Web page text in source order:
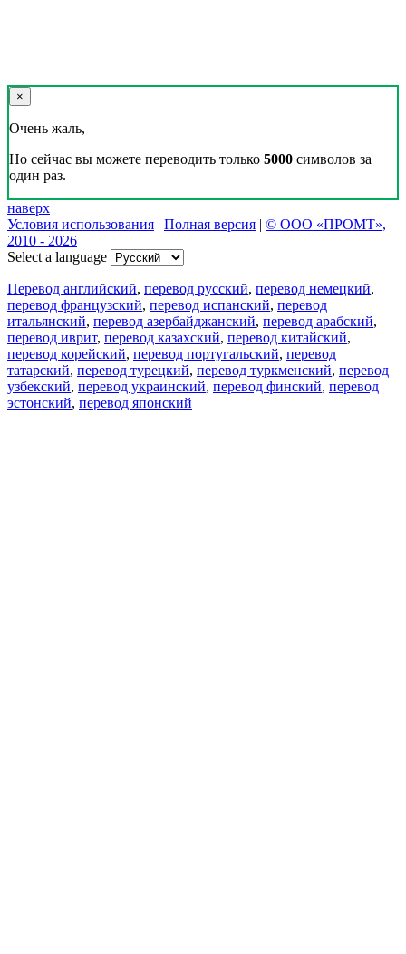
×
Очень жаль,
Но сейчас вы можете переводить только 5000 символов за
один раз.
наверх
Условия использования | Полная версия | © ООО «ПРОМТ»,
2010 - 2026
Select a language
Перевод английский, перевод русский, перевод немецкий,
перевод французский, перевод испанский, перевод
итальянский, перевод азербайджанский, перевод арабский,
перевод иврит, перевод казахский, перевод китайский,
перевод корейский, перевод португальский, перевод
татарский, перевод турецкий, перевод туркменский, перевод
узбекский, перевод украинский, перевод финский, перевод
эстонский, перевод японский